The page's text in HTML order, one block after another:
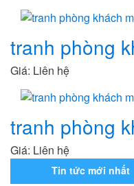
tranh phòng
Giá: Liên hệ
tranh phòng
Giá: Liên hệ
Tin tức mới nhất